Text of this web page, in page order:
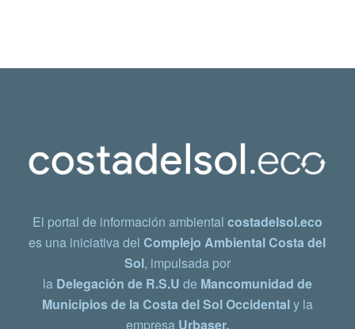
El portal de información ambiental costadelsol.eco
es una iniciativa delComplejo Ambiental Costa del
Sol, impulsada por
la Delegación de R.S.U de Mancomunidad de
Municipios de la Costa del Sol Occidentaly la
empresa Urbaser.